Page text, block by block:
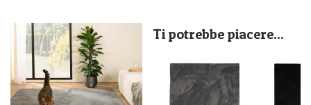
Ti potrebbe piacere...